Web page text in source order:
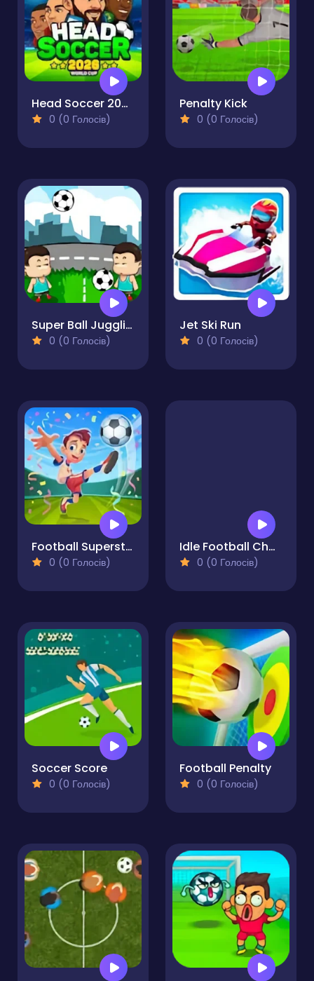
Head Soccer 2026
0 (0 Голосів)
Penalty Kick
0 (0 Голосів)
Super Ball Juggling
0 (0 Голосів)
Jet Ski Run
0 (0 Голосів)
Football Superstars 2024
0 (0 Голосів)
Idle Football Challenge 3D
0 (0 Голосів)
Soccer Score
0 (0 Голосів)
Football Penalty
0 (0 Голосів)